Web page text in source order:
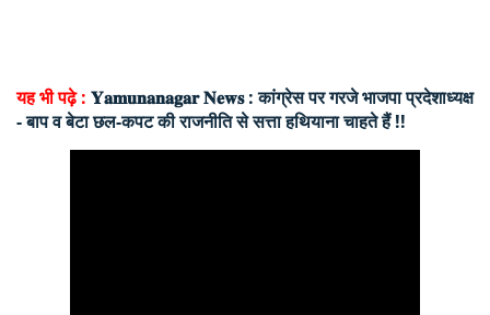
यह भी पढ़े : 𝐘𝐚𝐦𝐮𝐧𝐚𝐧𝐚𝐠𝐚𝐫 𝐍𝐞𝐰𝐬 : कांग्रेस पर गरजे भाजपा प्रदेशाध्यक्ष
- बाप व बेटा छल-कपट की राजनीति से सत्ता हथियाना चाहते हैं !!